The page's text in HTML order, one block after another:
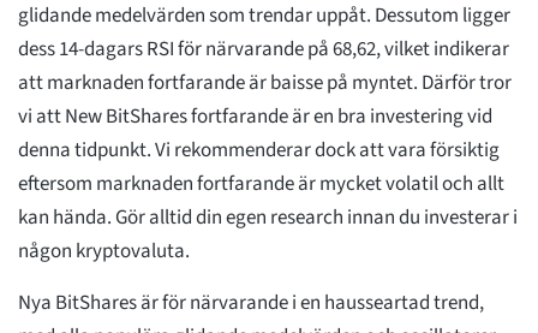
glidande medelvärden som trendar uppåt. Dessutom ligger
dess 14-dagars RSI för närvarande på 68,62, vilket indikerar
att marknaden fortfarande är baisse på myntet. Därför tror
vi att New BitShares fortfarande är en bra investering vid
denna tidpunkt. Vi rekommenderar dock att vara försiktig
eftersom marknaden fortfarande är mycket volatil och allt
kan hända. Gör alltid din egen research innan du investerar i
någon kryptovaluta.
Nya BitShares är för närvarande i en hausseartad trend,